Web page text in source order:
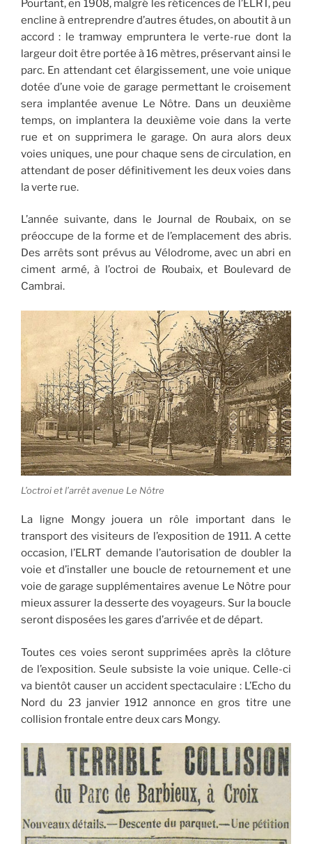
Pourtant, en 1908, malgré les réticences de l’ELRT, peu
encline à entreprendre d’autres études, on aboutit à un
accord : le tramway empruntera le verte-rue dont la
largeur doit être portée à 16 mètres, préservant ainsi le
parc. En attendant cet élargissement, une voie unique
dotée d’une voie de garage permettant le croisement
sera implantée avenue Le Nôtre. Dans un deuxième
temps, on implantera la deuxième voie dans la verte
rue et on supprimera le garage. On aura alors deux
voies uniques, une pour chaque sens de circulation, en
attendant de poser définitivement les deux voies dans
la verte rue.
L’année suivante, dans le Journal de Roubaix, on se
préoccupe de la forme et de l’emplacement des abris.
Des arrêts sont prévus au Vélodrome, avec un abri en
ciment armé, à l’octroi de Roubaix, et Boulevard de
Cambrai.
L’octroi et l’arrêt avenue Le Nôtre
La ligne Mongy jouera un rôle important dans le
transport des visiteurs de l’exposition de 1911. A cette
occasion, l’ELRT demande l’autorisation de doubler la
voie et d’installer une boucle de retournement et une
voie de garage supplémentaires avenue Le Nôtre pour
mieux assurer la desserte des voyageurs. Sur la boucle
seront disposées les gares d’arrivée et de départ.
Toutes ces voies seront supprimées après la clôture
de l’exposition. Seule subsiste la voie unique. Celle-ci
va bientôt causer un accident spectaculaire : L’Echo du
Nord du 23 janvier 1912 annonce en gros titre une
collision frontale entre deux cars Mongy.